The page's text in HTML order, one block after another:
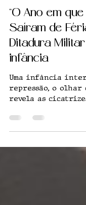
6 de jul. de 2025
“O Ano em
Saíram de
Ditadura
infância
Uma infância
repressão, o olhar
revela as